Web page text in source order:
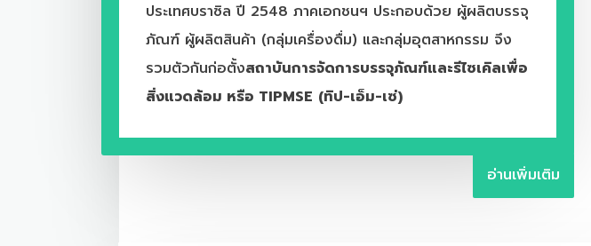
ประเทศบราซิล ปี 2548 ภาคเอกชนฯ ประกอบด้วย ผู้ผลิตบรรจุ
ภัณฑ์ ผู้ผลิตสินค้า (กลุ่มเครื่องดื่ม) และกลุ่มอุตสาหกรรม จึง
รวมตัวกันก่อตั้งสถาบันการจัดการบรรจุภัณฑ์และรีไซเคิลเพื่อ
สิ่งแวดล้อม หรือ TIPMSE (ทิป-เอ็ม-เซ่)
อ่านเพิ่มเติม